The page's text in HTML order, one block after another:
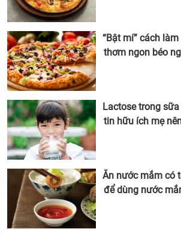
“Bật mí” cách
thơm ngon béo
Lactose trong
tin hữu ích mẹ
Ăn nước mắm có
để dùng nước